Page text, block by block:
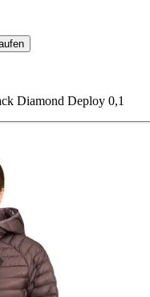
Diamond Deploy 0,1